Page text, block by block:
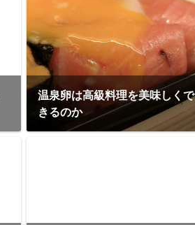
温泉卵は高級料理を美味しくで
きるのか